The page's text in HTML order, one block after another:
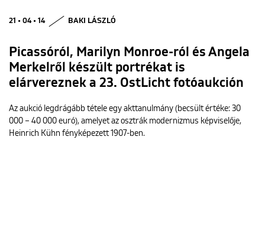
21 • 04 • 14 BAKI LÁSZLÓ
Picassóról, Marilyn Monroe-ról és Angela
Merkelről készült portrékat is
elárvereznek a 23. OstLicht fotóaukción
Az aukció legdrágább tétele egy akttanulmány (becsült értéke: 30
000 – 40 000 euró), amelyet az osztrák modernizmus képviselője,
Heinrich Kühn fényképezett 1907-ben.